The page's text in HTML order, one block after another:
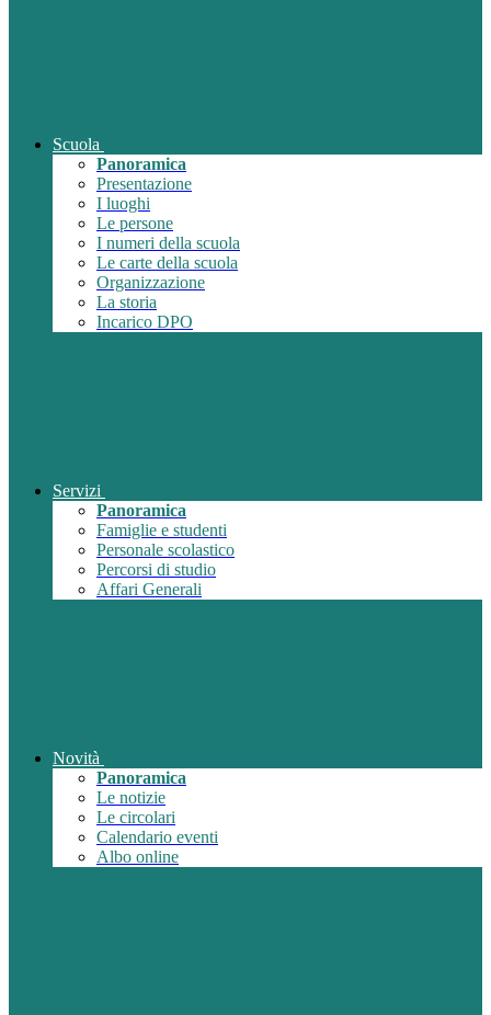
Scuola
Panoramica
Presentazione
I luoghi
Le persone
I numeri della scuola
Le carte della scuola
Organizzazione
La storia
Incarico DPO
Servizi
Panoramica
Famiglie e studenti
Personale scolastico
Percorsi di studio
Affari Generali
Novità
Panoramica
Le notizie
Le circolari
Calendario eventi
Albo online